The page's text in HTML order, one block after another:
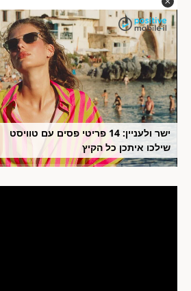
ישר ולעניין: 14 פריטי פסים עם טוויסט
שילכו איתכן כל הקיץ